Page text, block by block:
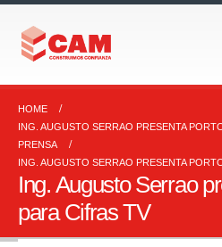
HOME
ING. AUGUSTO SERRAO PRESENTA
PRENSA
ING. AUGUSTO SERRAO PRESENTA
Ing. Augusto Serrao
para Cifras TV